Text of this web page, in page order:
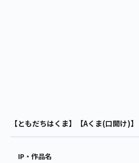
【ともだちはくま】【Aくま(口開け)
IP・作品名